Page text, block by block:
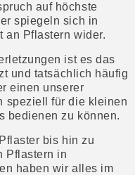
auf höchste
spiegeln sich in
an Pflastern wider.
ist es das
und tatsächlich häufig
einen unserer
speziell für die kleinen
bedienen zu können.
bis hin zu
Pflastern in
haben wir alles im